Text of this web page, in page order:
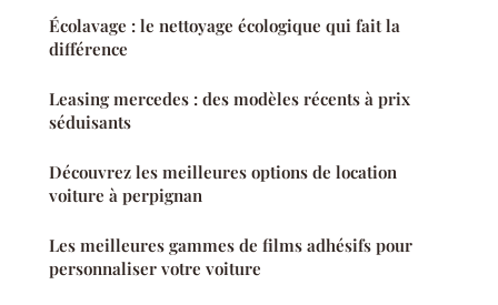
Écolavage : le nettoyage écologique qui fait la
différence
Leasing mercedes : des modèles récents à prix
séduisants
Découvrez les meilleures options de location
voiture à perpignan
Les meilleures gammes de films adhésifs pour
personnaliser votre voiture